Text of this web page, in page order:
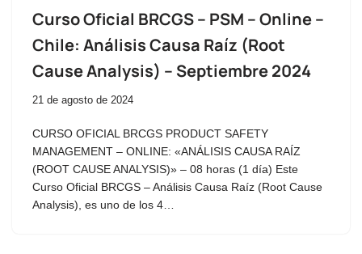
Curso Oficial BRCGS – PSM – Online –
Chile: Análisis Causa Raíz (Root
Cause Analysis) – Septiembre 2024
21 de agosto de 2024
CURSO OFICIAL BRCGS PRODUCT SAFETY
MANAGEMENT – ONLINE: «ANÁLISIS CAUSA RAÍZ
(ROOT CAUSE ANALYSIS)» – 08 horas (1 día) Este
Curso Oficial BRCGS – Análisis Causa Raíz (Root Cause
Analysis), es uno de los 4…